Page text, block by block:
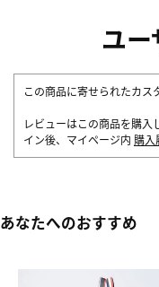
ユ
この商品に寄せられたカス
レビューはこの商品を購入
イン後、マイページ内 購入
あなたへのおすすめ